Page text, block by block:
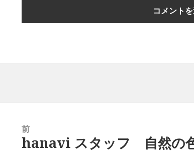
前
前
hanavi スタッフ 自然の